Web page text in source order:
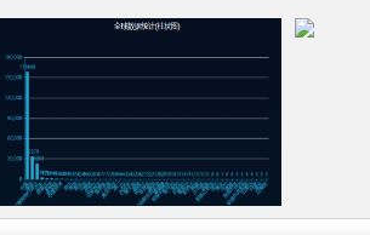
详细内容